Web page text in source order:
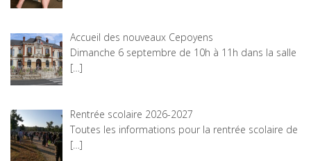
Accueil des nouveaux Cepoyens
Dimanche 6 septembre de 10h à 11h dans la salle
[…]
Rentrée scolaire 2026-2027
Toutes les informations pour la rentrée scolaire de
[…]